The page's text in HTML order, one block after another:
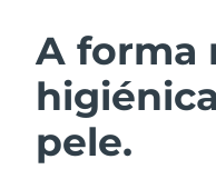
A forma
pele.
Limpeza facial
Áustria
Barein
Bélgica